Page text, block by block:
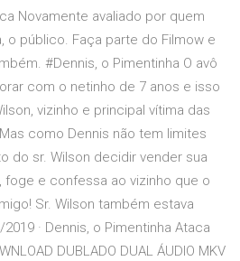
Novamente avaliado por quem
o público. Faça parte do Filmow e
#Dennis, o Pimentinha O avô
com o netinho de 7 anos e isso
vizinho e principal vítima das
como Dennis não tem limites
do sr. Wilson decidir vender sua
foge e confessa ao vizinho que o
Sr. Wilson também estava
· Dennis, o Pimentinha Ataca
DUBLADO DUAL ÁUDIO MKV